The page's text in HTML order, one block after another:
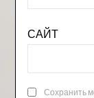
САЙТ
Сохранить